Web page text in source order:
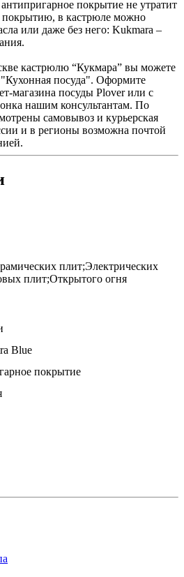
покрытие не утратит
покрытию, в кастрюле можно
или даже без него: Kukmara –
кастрюлю “Кукмара” вы можете
"Кухонная посуда". Оформите
магазина посуды Plover или с
нашим консультантам. По
самовывоз и курьерская
и в регионы возможна почтой
плит;Электрических
плит;Открытого огня
Blue
покрытие